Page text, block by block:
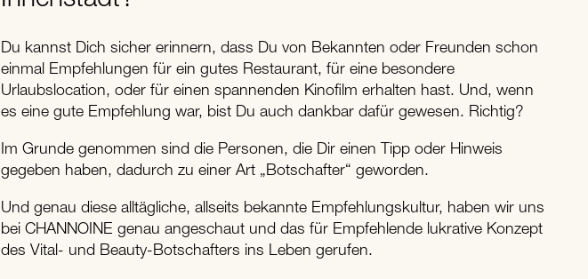
Du kannst Dich sicher erinnern, dass Du von Bekannten oder Freunden schon
einmal Empfehlungen für ein gutes Restaurant, für eine besondere
Urlaubslocation, oder für einen spannenden Kinofilm erhalten hast. Und, wenn
es eine gute Empfehlung war, bist Du auch dankbar dafür gewesen. Richtig?
Im Grunde genommen sind die Personen, die Dir einen Tipp oder Hinweis
gegeben haben, dadurch zu einer Art „Botschafter“ geworden.
Und genau diese alltägliche, allseits bekannte Empfehlungskultur, haben wir uns
bei CHANNOINE genau angeschaut und das für Empfehlende lukrative Konzept
des Vital- und Beauty-Botschafters ins Leben gerufen.